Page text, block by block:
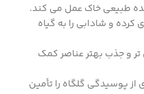
طبیعی خاک عمل می کند.
و شادابی را به گیاه
و جذب بهتر عناصر کمک
پوسیدگی گلگاه را تأمین